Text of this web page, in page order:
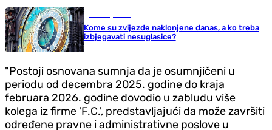
Kome su zvijezde naklonjene danas, a ko treba
izbjegavati nesuglasice?
"Postoji osnovana sumnja da je osumnjičeni u
periodu od decembra 2025. godine do kraja
februara 2026. godine dovodio u zabludu više
kolega iz firme 'F.C.', predstavljajući da može završiti
određene pravne i administrativne poslove u